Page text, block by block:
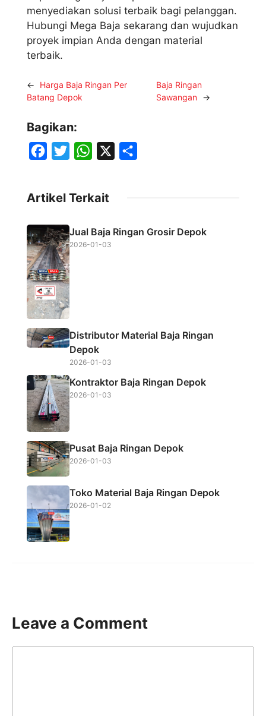
menyediakan solusi terbaik bagi pelanggan.
Hubungi Mega Baja sekarang dan wujudkan
proyek impian Anda dengan material
terbaik.
←
Harga Baja Ringan Per
Batang Depok
Baja Ringan
Sawangan
→
Bagikan:
e
b
o
o
k
t
e
W
t
A
Artikel Terkait
Jual Baja Ringan Grosir Depok
2026-01-03
Distributor Material Baja Ringan
Depok
2026-01-03
Kontraktor Baja Ringan Depok
2026-01-03
Pusat Baja Ringan Depok
2026-01-03
Toko Material Baja Ringan Depok
2026-01-02
Leave a Comment
Comment